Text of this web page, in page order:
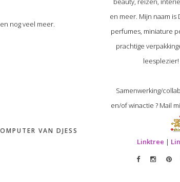
nog veel meer.
VAN DJESS
en meer. Mijn naam is
perfumes, miniature
prachtige
Samenwerking/
en/of winactie ? Mail
Linktree |